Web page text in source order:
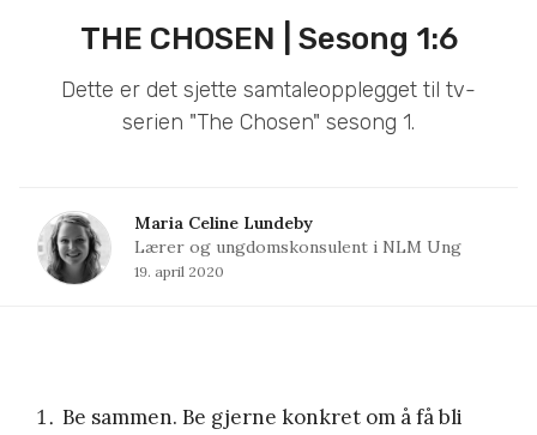
THE CHOSEN | Sesong 1:6
Dette er det sjette samtaleopplegget til tv-
serien "The Chosen" sesong 1.
Maria Celine Lundeby
Lærer og ungdomskonsulent i NLM Ung
19. april 2020
Be sammen. Be gjerne konkret om å få bli